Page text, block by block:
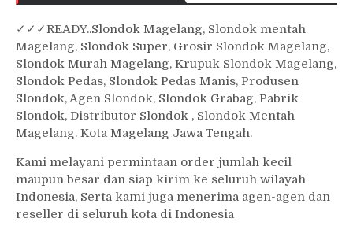
✓ ✓✓READY..Slondok Magelang, Slondok mentah
Magelang, Slondok Super, Grosir Slondok Magelang,
Slondok Murah Magelang, Krupuk Slondok Magelang,
Slondok Pedas, Slondok Pedas Manis, Produsen
Slondok, Agen Slondok, Slondok Grabag, Pabrik
Slondok, Distributor Slondok , Slondok Mentah
Magelang. Kota Magelang Jawa Tengah.
Kami melayani permintaan order jumlah kecil
maupun besar dan siap kirim ke seluruh wilayah
Indonesia, Serta kami juga menerima agen-agen dan
reseller di seluruh kota di Indonesia